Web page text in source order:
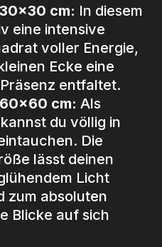
cm: In diesem
eine intensive
voller Energie,
Ecke eine
entfaltet.
cm: Als
du völlig in
Die
lässt deinen
Licht
zum absoluten
Blicke auf sich